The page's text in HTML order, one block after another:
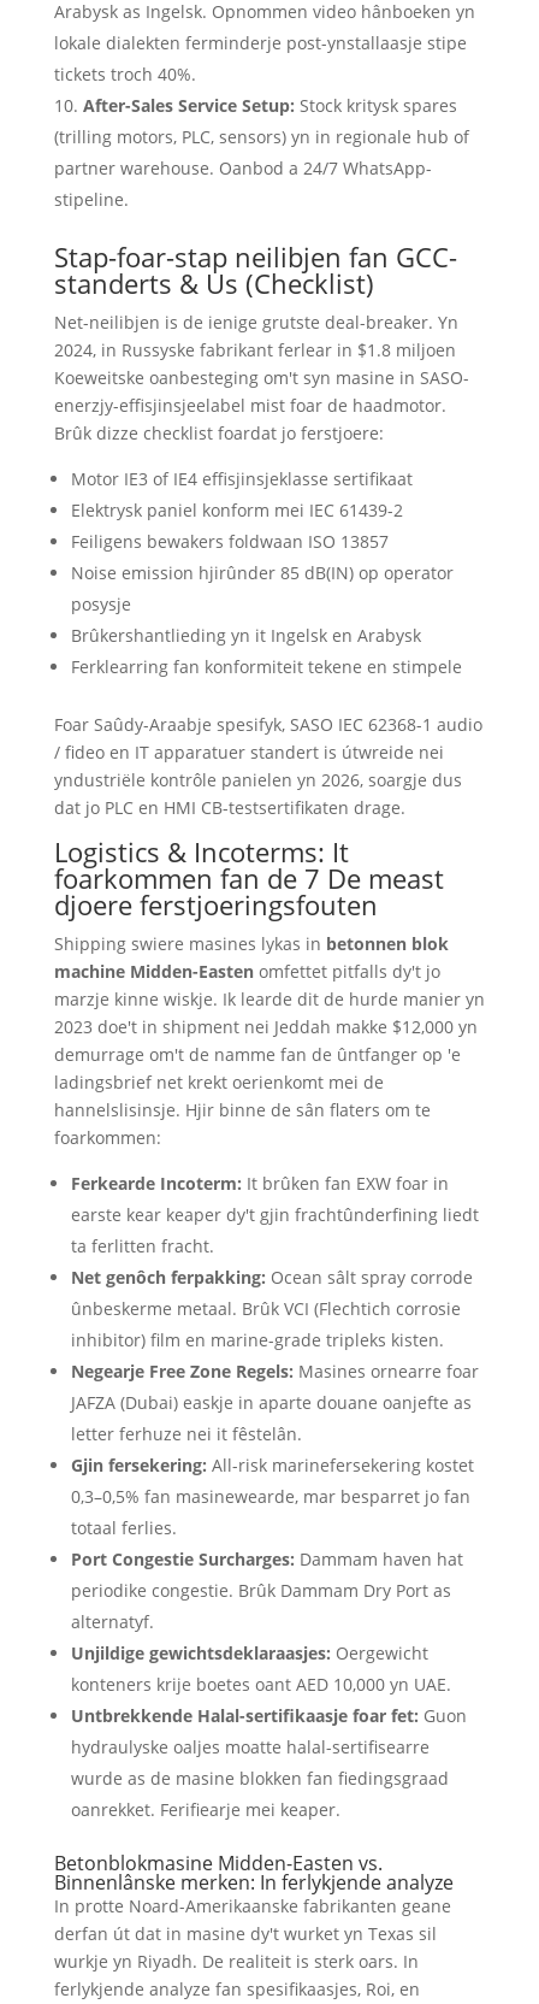
Arabysk as Ingelsk. Opnommen video hânboeken yn
lokale dialekten ferminderje post-ynstallaasje stipe
tickets troch 40%.
After-Sales Service Setup: Stock kritysk spares
(trilling motors, PLC, sensors) yn in regionale hub of
partner warehouse. Oanbod a 24/7 WhatsApp-
stipeline.
Stap-foar-stap neilibjen fan GCC-
standerts & Us (Checklist)
Net-neilibjen is de ienige grutste deal-breaker. Yn
2024, in Russyske fabrikant ferlear in $1.8 miljoen
Koeweitske oanbesteging om't syn masine in SASO-
enerzjy-effisjinsjeelabel mist foar de haadmotor.
Brûk dizze checklist foardat jo ferstjoere:
Motor IE3 of IE4 effisjinsjeklasse sertifikaat
Elektrysk paniel konform mei IEC 61439-2
Feiligens bewakers foldwaan ISO 13857
Noise emission hjirûnder 85 dB(IN) op operator
posysje
Brûkershantlieding yn it Ingelsk en Arabysk
Ferklearring fan konformiteit tekene en stimpele
Foar Saûdy-Araabje spesifyk, SASO IEC 62368-1 audio
/ fideo en IT apparatuer standert is útwreide nei
yndustriële kontrôle panielen yn 2026, soargje dus
dat jo PLC en HMI CB-testsertifikaten drage.
Logistics & Incoterms: It
foarkommen fan de 7 De meast
djoere ferstjoeringsfouten
Shipping swiere masines lykas in betonnen blok
machine Midden-Easten omfettet pitfalls dy't jo
marzje kinne wiskje. Ik learde dit de hurde manier yn
2023 doe't in shipment nei Jeddah makke $12,000 yn
demurrage om't de namme fan de ûntfanger op 'e
ladingsbrief net krekt oerienkomt mei de
hannelslisinsje. Hjir binne de sân flaters om te
foarkommen:
Ferkearde Incoterm: It brûken fan EXW foar in
earste kear keaper dy't gjin frachtûnderfining liedt
ta ferlitten fracht.
Net genôch ferpakking: Ocean sâlt spray corrode
ûnbeskerme metaal. Brûk VCI (Flechtich corrosie
inhibitor) film en marine-grade tripleks kisten.
Negearje Free Zone Regels: Masines ornearre foar
JAFZA (Dubai) easkje in aparte douane oanjefte as
letter ferhuze nei it fêstelân.
Gjin fersekering: All-risk marinefersekering kostet
0,3–0,5% fan masinewearde, mar besparret jo fan
totaal ferlies.
Port Congestie Surcharges: Dammam haven hat
periodike congestie. Brûk Dammam Dry Port as
alternatyf.
Unjildige gewichtsdeklaraasjes: Oergewicht
konteners krije boetes oant AED 10,000 yn UAE.
Untbrekkende Halal-sertifikaasje foar fet: Guon
hydraulyske oaljes moatte halal-sertifisearre
wurde as de masine blokken fan fiedingsgraad
oanrekket. Ferifiearje mei keaper.
Betonblokmasine Midden-Easten vs.
Binnenlânske merken: In ferlykjende analyze
In protte Noard-Amerikaanske fabrikanten geane
derfan út dat in masine dy't wurket yn Texas sil
wurkje yn Riyadh. De realiteit is sterk oars. In
ferlykjende analyze fan spesifikaasjes, Roi, en